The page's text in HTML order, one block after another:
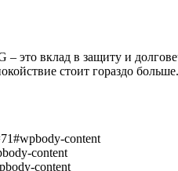
это вклад в защиту и
стоит гораздо больше.
content
content
content